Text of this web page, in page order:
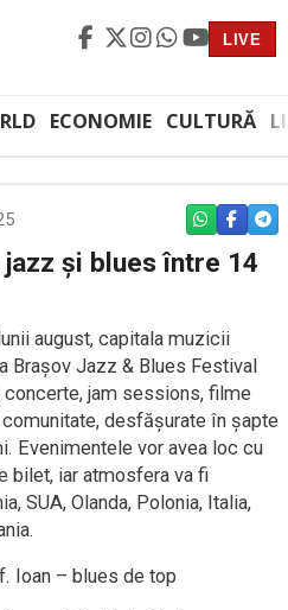
LIVE
ECONOMIE CULTURĂ
WHATSAPP
şi blues între 14
august, capitala muzicii
Braşov Jazz & Blues Festival
jam sessions, filme
desfăşurate în şapte
Evenimentele vor avea loc cu
bilet, iar atmosfera va fi
SUA, Olanda, Polonia, Italia,
Ioan – blues de top